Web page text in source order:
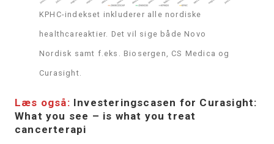
KPHC-indekset inkluderer alle nordiske
healthcareaktier. Det vil sige både Novo
Nordisk samt f.eks. Biosergen, CS Medica og
Curasight.
Læs også: Investeringscasen for Curasight:
What you see – is what you treat
cancerterapi